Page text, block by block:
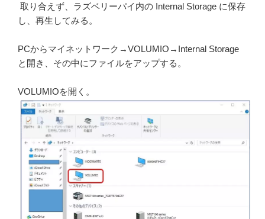
取り合えず、ラズベリーパイ内の Internal Storage に保存
し、再生してみる。
PCからマイネットワーク→VOLUMIO→Internal Storage
と開き、その中にファイルをアップする。
VOLUMIOを開く。